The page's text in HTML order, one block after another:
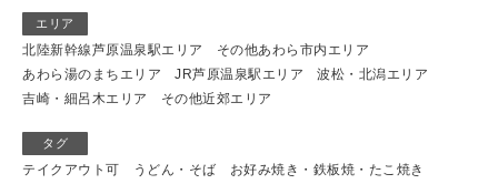
エリア
北陸新幹線芦原温泉駅エリア
その他あわら市内エリア
あわら湯のまちエリア
JR芦原温泉駅エリア
波松・北潟エリア
吉崎・細呂木エリア
その他近郊エリア
タグ
テイクアウト可 うどん・そば
お好み焼き・鉄板焼・たこ焼き